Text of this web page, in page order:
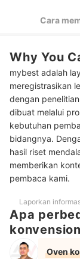
Pastikan
4 Signora,
Peringkat
Baca juga
Cara
Why You
mybest adalah
meregistrasikan
dengan
dibuat melalui
kebutuhan
bidangnya.
hasil riset
memberikan
pembaca kami.
Laporkan
Apa
Oven